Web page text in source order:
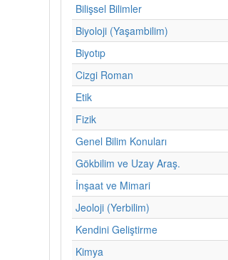
Bilişsel Bilimler
Biyoloji (Yaşambilim)
Biyotıp
Cizgi Roman
Etik
Fizik
Genel Bilim Konuları
Gökbilim ve Uzay Araş.
İnşaat ve Mimari
Jeoloji (Yerbilim)
Kendini Geliştirme
Kimya